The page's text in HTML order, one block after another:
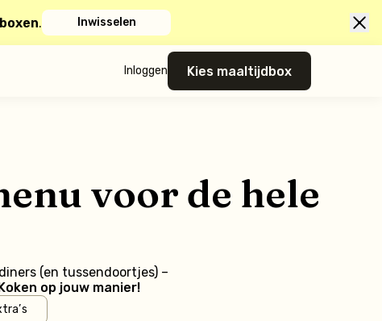
. Inwisselen
Inloggen Kies maaltijdbox
voor de hele
(en tussendoortjes) –
op jouw manier!